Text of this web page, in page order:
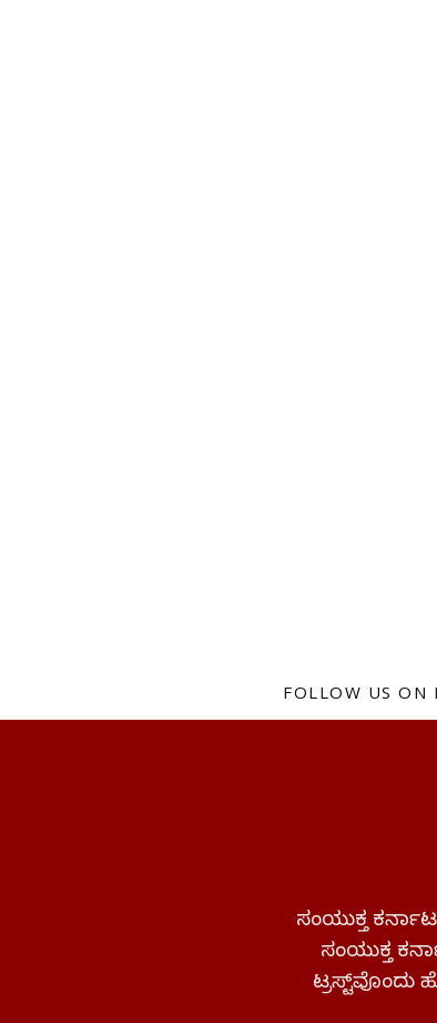
FOLLOW US ON
ಸಂಯುಕ್ತ
ಸಂಯುಕ್ತ
ಟ್ರಸ್ಟ್‌ವೊಂದು